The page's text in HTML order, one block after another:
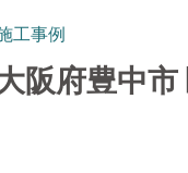
工事例
大阪府豊中